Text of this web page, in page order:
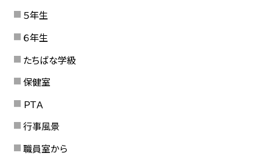
５年生
６年生
たちばな学級
保健室
ＰＴＡ
行事風景
職員室から